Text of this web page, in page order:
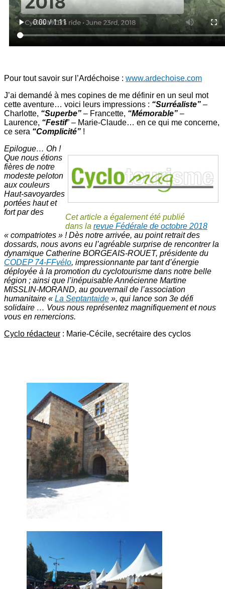
Pour tout savoir sur l’Ardéchoise : www.ardechoise.com
J’ai demandé à mes copines de me définir en un seul mot
cette aventure… voici leurs impressions : “Surréaliste” –
Charlotte, “Superbe” – Francette, “Mémorable” –
Laurence, “Festif” – Marie-Claude… en ce qui me concerne,
ce sera “Complicité” !
Cet article a également été publié
dans la revue Fédérale de octobre 2018
Epilogue… Oh !
Que nous étions
fières de notre
modeste peloton
aux couleurs
Haut-savoyardes
portées haut et
fort par des
« compatriotes » ! Dès notre arrivée, au point retrait des
dossards, nous avons eu l’agréable surprise de rencontrer la
dynamique Catherine BORGEAIS-ROUET, présidente du
CODEP 74-FFvélo, impressionnante par tant d’énergie
déployée à la promotion du cyclotourisme dans notre belle
région ; ainsi que l’inépuisable Annécienne Martine
MISSLIN-MORAND, au gouvernail de l’association
humanitaire « La Septantaide », qui lance son 3e défi
solidaire … Vous nous représentez magnifiquement et nous
vous en remercions.
Cyclo rédacteur : Marie-Cécile, secrétaire des cyclos